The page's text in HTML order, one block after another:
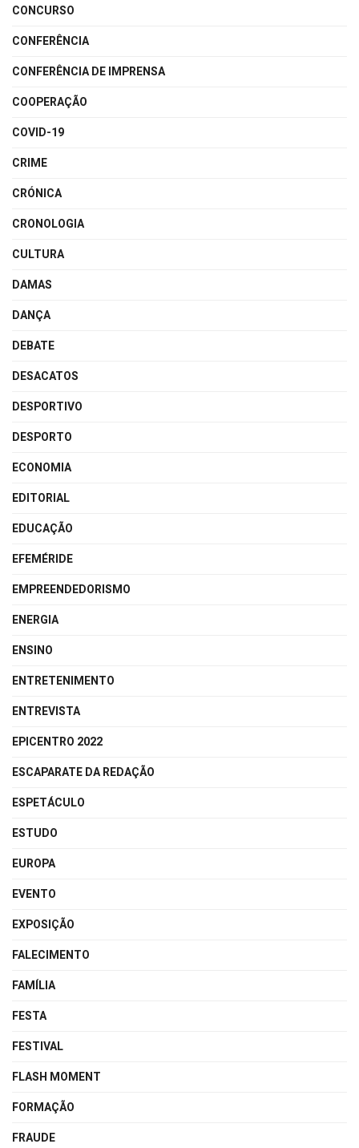
CONCURSO
CONFERÊNCIA
CONFERÊNCIA DE IMPRENSA
COOPERAÇÃO
COVID-19
CRIME
CRÓNICA
CRONOLOGIA
CULTURA
DAMAS
DANÇA
DEBATE
DESACATOS
DESPORTIVO
DESPORTO
ECONOMIA
EDITORIAL
EDUCAÇÃO
EFEMÉRIDE
EMPREENDEDORISMO
ENERGIA
ENSINO
ENTRETENIMENTO
ENTREVISTA
EPICENTRO 2022
ESCAPARATE DA REDAÇÃO
ESPETÁCULO
ESTUDO
EUROPA
EVENTO
EXPOSIÇÃO
FALECIMENTO
FAMÍLIA
FESTA
FESTIVAL
FLASH MOMENT
FORMAÇÃO
FRAUDE